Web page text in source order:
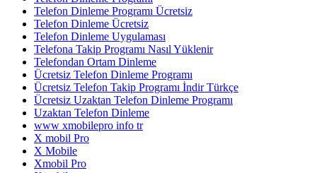
Telefon Dinleme Programı Ücretsiz
Telefon Dinleme Ücretsiz
Telefon Dinleme Uygulaması
Telefona Takip Programı Nasıl Yüklenir
Telefondan Ortam Dinleme
Ücretsiz Telefon Dinleme Programı
Ücretsiz Telefon Takip Programı İndir Türkçe
Ücretsiz Uzaktan Telefon Dinleme Programı
Uzaktan Telefon Dinleme
www xmobilepro info tr
X mobil Pro
X Mobile
Xmobil Pro